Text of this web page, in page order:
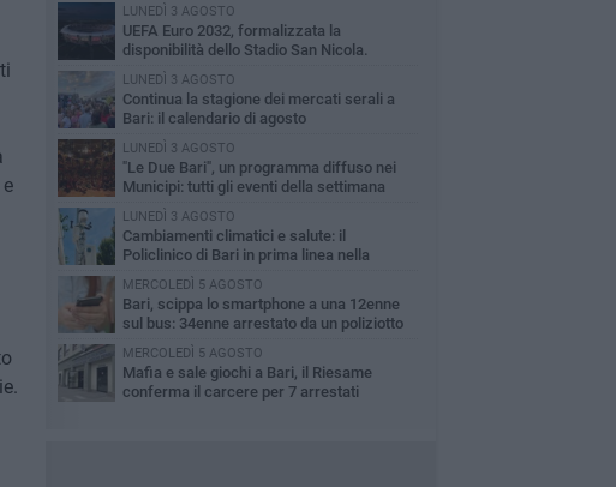
LUNEDÌ 3 AGOSTO
UEFA Euro 2032, formalizzata la
disponibilità dello Stadio San Nicola.
Leccese: «Bari è pronta»
LUNEDÌ 3 AGOSTO
Continua la stagione dei mercati serali a
Bari: il calendario di agosto
LUNEDÌ 3 AGOSTO
"Le Due Bari", un programma diffuso nei
Municipi: tutti gli eventi della settimana
LUNEDÌ 3 AGOSTO
Cambiamenti climatici e salute: il
Policlinico di Bari in prima linea nella
ricerca
MERCOLEDÌ 5 AGOSTO
Bari, scippa lo smartphone a una 12enne
sul bus: 34enne arrestato da un poliziotto
fuori servizio
MERCOLEDÌ 5 AGOSTO
Mafia e sale giochi a Bari, il Riesame
conferma il carcere per 7 arrestati